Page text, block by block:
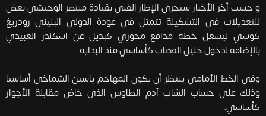
و حسب أخر الأخبار سيجري الإطار الفني بقيادة منتصر الوحيشي بعض
للتعديلات في التشكيلة تتمثل في عودة الدولي البنيني رودريغ
كوسي ليشغل خطة مدافع محوري كبديل عن اسكندر العبيدي
بالإضافة لدخول خليل القصاب كأساسي منذ البداية.
وفي الخط الأمامي ينتظر أن يكون المهاجم ياسين الشماخي أساسيا
وذلك على حساب الشاب آدم الطاوس الذي خاض مقابلة الأجوار
كأساسي.